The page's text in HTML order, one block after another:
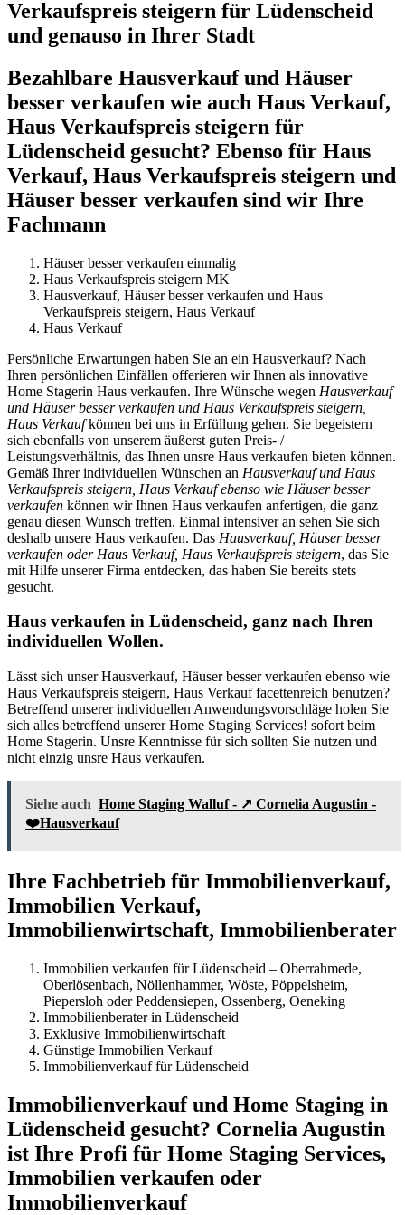
Verkaufspreis steigern für Lüdenscheid
und genauso in Ihrer Stadt
Bezahlbare Hausverkauf und Häuser
besser verkaufen wie auch Haus Verkauf,
Haus Verkaufspreis steigern für
Lüdenscheid gesucht? Ebenso für Haus
Verkauf, Haus Verkaufspreis steigern und
Häuser besser verkaufen sind wir Ihre
Fachmann
Häuser besser verkaufen einmalig
Haus Verkaufspreis steigern MK
Hausverkauf, Häuser besser verkaufen und Haus
Verkaufspreis steigern, Haus Verkauf
Haus Verkauf
Persönliche Erwartungen haben Sie an ein Hausverkauf? Nach
Ihren persönlichen Einfällen offerieren wir Ihnen als innovative
Home Stagerin Haus verkaufen. Ihre Wünsche wegen Hausverkauf
und Häuser besser verkaufen und Haus Verkaufspreis steigern,
Haus Verkaufkönnen bei uns in Erfüllung gehen. Sie begeistern
sich ebenfalls von unserem äußerst guten Preis- /
Leistungsverhältnis, das Ihnen unsre Haus verkaufen bieten können.
Gemäß Ihrer individuellen Wünschen an Hausverkauf und Haus
Verkaufspreis steigern, Haus Verkauf ebenso wie Häuser besser
verkaufen können wir Ihnen Haus verkaufen anfertigen, die ganz
genau diesen Wunsch treffen. Einmal intensiver an sehen Sie sich
deshalb unsere Haus verkaufen. Das Hausverkauf, Häuser besser
verkaufen oder Haus Verkauf, Haus Verkaufspreis steigern, das Sie
mit Hilfe unserer Firma entdecken, das haben Sie bereits stets
gesucht.
Haus verkaufen in Lüdenscheid, ganz nach Ihren
individuellen Wollen.
Lässt sich unser Hausverkauf, Häuser besser verkaufen ebenso wie
Haus Verkaufspreis steigern, Haus Verkauf facettenreich benutzen?
Betreffend unserer individuellen Anwendungsvorschläge holen Sie
sich alles betreffend unserer Home Staging Services! sofort beim
Home Stagerin. Unsre Kenntnisse für sich sollten Sie nutzen und
nicht einzig unsre Haus verkaufen.
Siehe auch Home Staging Walluf - ↗️ Cornelia Augustin -
❤️Hausverkauf
Ihre Fachbetrieb für Immobilienverkauf,
Immobilien Verkauf,
Immobilienwirtschaft, Immobilienberater
Immobilien verkaufen für Lüdenscheid – Oberrahmede,
Oberlösenbach, Nöllenhammer, Wöste, Pöppelsheim,
Piepersloh oder Peddensiepen, Ossenberg, Oeneking
Immobilienberater in Lüdenscheid
Exklusive Immobilienwirtschaft
Günstige Immobilien Verkauf
Immobilienverkauf für Lüdenscheid
Immobilienverkauf und Home Staging in
Lüdenscheid gesucht? Cornelia Augustin
ist Ihre Profi für Home Staging Services,
Immobilien verkaufen oder
Immobilienverkauf